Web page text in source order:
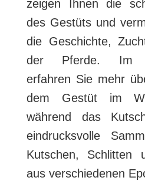
zeigen Ihnen die
des Gestüts und
die Geschichte,
der Pferde. Im
erfahren Sie mehr
dem Gestüt im
während das
eindrucksvolle
Kutschen, Schlitten
aus verschiedenen